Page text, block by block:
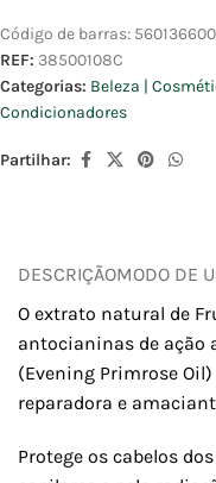
Código de barras:
REF: 38500108C
Categorias: Beleza |
Condicionadores
Partilhar:
DESCRIÇÃOMODO DE
O extrato natural de
antocianinas de ação
(Evening Primrose
reparadora e
Protege os cabelos